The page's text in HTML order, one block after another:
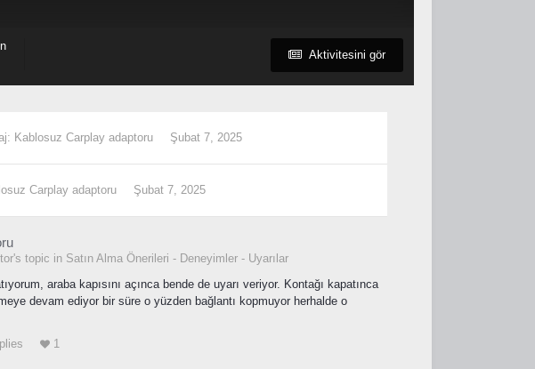
Aktivitesini gör
Kablosuz Carplay adaptoru Şubat 7, 2025
Carplay adaptoru Şubat 7, 2025
topic in Satın Alma Önerileri - Deneyimler - Uyarılar
araba kapısını açınca bende de uyarı veriyor. Kontağı kapatınca
devam ediyor bir süre o yüzden bağlantı kopmuyor herhalde o
1